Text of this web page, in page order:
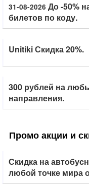
31-08-2026 До -50%
билетов по коду.
Unitiki Скидка 20%.
300 рублей на
направления.
Промо акции и
Скидка на
любой точке мира